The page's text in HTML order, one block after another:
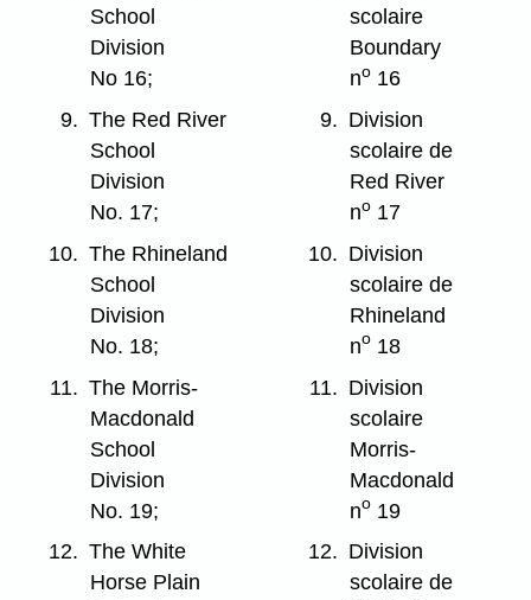
School
Division
No 16;
9. The Red River
School
Division
No. 17;
10. The Rhineland
School
Division
No. 18;
11. The Morris-
Macdonald
School
Division
No. 19;
12. The White
Horse Plain
scolaire
Boundary
no 16
9. Division
scolaire de
Red River
no 17
10. Division
scolaire de
Rhineland
no 18
11. Division
scolaire
Morris-
Macdonald
no 19
12. Division
scolaire de